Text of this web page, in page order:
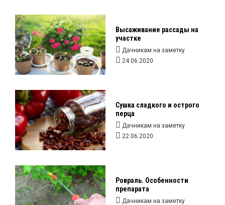
Высаживание рассады на
участке
Дачникам на заметку
24.06.2020
Сушка сладкого и острого
перца
Дачникам на заметку
22.06.2020
Ровраль. Особенности
препарата
Дачникам на заметку